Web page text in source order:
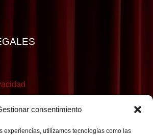
consentimiento
experiencias, utilizamos tecnologías como las